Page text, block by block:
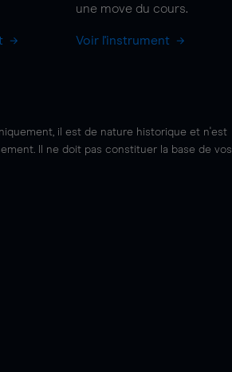
une move du cours.
Voir l'instrument
il est de nature historique et n'est
Il ne doit pas constituer la base de vos